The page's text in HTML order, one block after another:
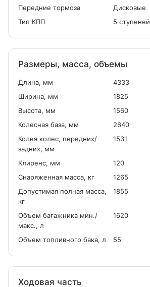
Передние тормоза
Дисковые
Тип КПП
5 ступеней
Размеры, масса, объемы
Длина, мм
4333
Ширина, мм
1825
Высота, мм
1560
Колесная база, мм
2640
Колея колес, передних/
задних, мм
1531
Клиренс, мм
120
Снаряженная масса, кг
1265
Допустимая полная масса,
кг
1855
Объем багажника мин./
макс., л
1620
Объем топливного бака, л 55
Ходовая часть